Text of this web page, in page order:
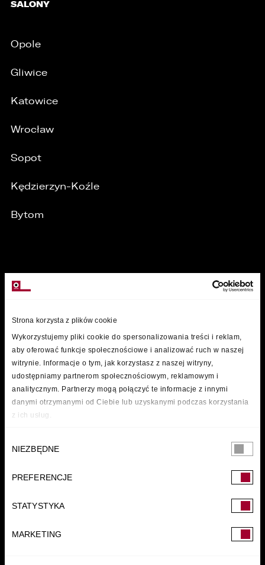
Strona korzysta z plików cookie
Wykorzystujemy pliki cookie do spersonalizowania treści i reklam,
aby oferować funkcje społecznościowe i analizować ruch w naszej
witrynie. Informacje o tym, jak korzystasz z naszej witryny,
udostępniamy partnerom społecznościowym, reklamowym i
analitycznym. Partnerzy mogą połączyć te informacje z innymi
danymi otrzymanymi od Ciebie lub uzyskanymi podczas korzystania
z ich usług.
zgody
NIEZBĘDNE
PREFERENCJE
STATYSTYKA
MARKETING
SALONY
Opole
Gliwice
Katowice
Wrocław
Sopot
Kędzierzyn-Koźle
Bytom
FUNDACJA